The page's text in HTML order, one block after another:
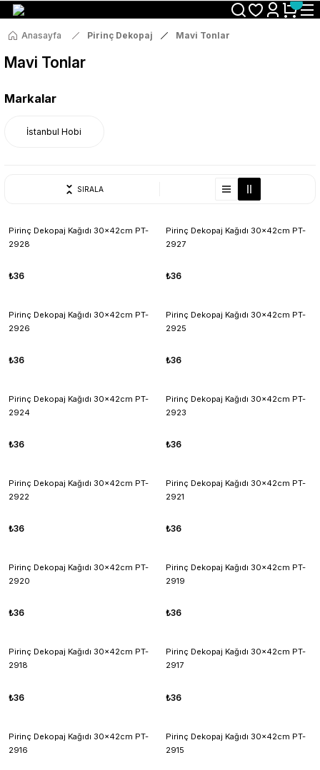
Size Özel "HG10" Koduyla Sepette Hemen %10 İndirimi Kaçırma
Anasayfa Pirinç Dekopaj Mavi Tonlar
Mavi Tonlar
Markalar
İstanbul Hobi
SIRALA
Pirinç Dekopaj Kağıdı 30x42cm PT-
2928
₺36
Pirinç Dekopaj Kağıdı 30x42cm PT-
2927
₺36
Pirinç Dekopaj Kağıdı 30x42cm PT-
2926
₺36
Pirinç Dekopaj Kağıdı 30x42cm PT-
2925
₺36
Pirinç Dekopaj Kağıdı 30x42cm PT-
2924
₺36
Pirinç Dekopaj Kağıdı 30x42cm PT-
2923
₺36
Pirinç Dekopaj Kağıdı 30x42cm PT-
2922
₺36
Pirinç Dekopaj Kağıdı 30x42cm PT-
2921
₺36
Pirinç Dekopaj Kağıdı 30x42cm PT-
2920
₺36
Pirinç Dekopaj Kağıdı 30x42cm PT-
2919
₺36
Pirinç Dekopaj Kağıdı 30x42cm PT-
2918
₺36
Pirinç Dekopaj Kağıdı 30x42cm PT-
2917
₺36
Pirinç Dekopaj Kağıdı 30x42cm PT-
2916
Pirinç Dekopaj Kağıdı 30x42cm PT-
2915